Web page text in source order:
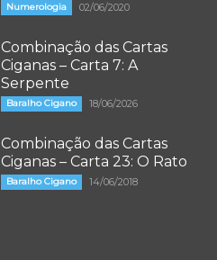
Numerologia 02/06/2020
Combinação das Cartas
Ciganas – Carta 7: A
Serpente
Baralho Cigano 18/06/2026
Combinação das Cartas
Ciganas – Carta 23: O Rato
Baralho Cigano 14/06/2018